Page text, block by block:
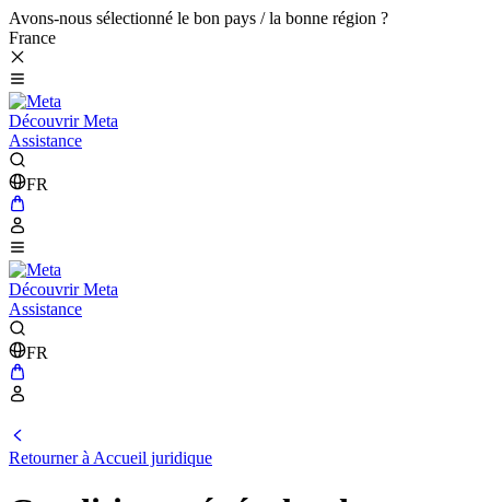
Avons-nous sélectionné le bon pays / la bonne région ?
France
Découvrir Meta
Assistance
FR
Découvrir Meta
Assistance
FR
Retourner à Accueil juridique